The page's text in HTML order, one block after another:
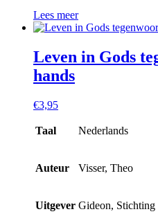
Lees meer
Leven in Gods
hands
€3,95
Taal Nederlands
Auteur Visser, Theo
Uitgever Gideon,